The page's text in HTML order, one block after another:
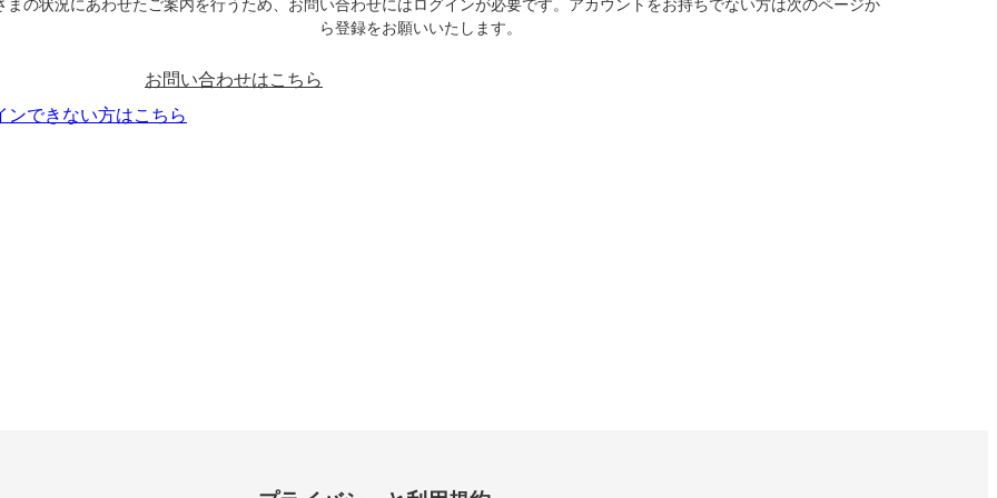
まの状況にあわせたご案内を行うため、お問い合わせにはログインが必要です。アカウントをお持ちでない方は次のページか
ら登録をお願いいたします。
お問い合わせはこちら
ンできない方はこちら